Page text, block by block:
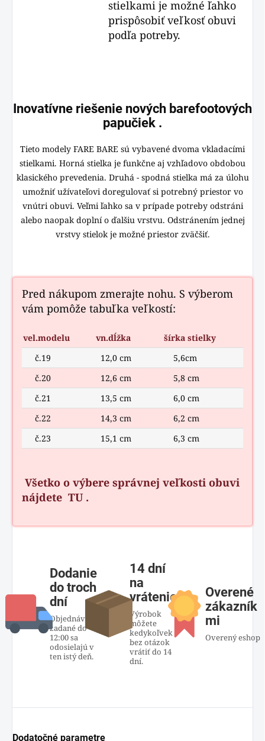
stielkami je možné ľahko
prispôsobiť veľkosť obuvi
podľa potreby.
Inovatívne riešenie nových barefootových
papučiek .
Tieto modely FARE BARE sú vybavené dvoma vkladacími
stielkami. Horná stielka je funkčne aj vzhľadovo obdobou
klasického prevedenia. Druhá - spodná stielka má za úlohu
umožniť užívateľovi doregulovať si potrebný priestor vo
vnútri obuvi. Veľmi ľahko sa v prípade potreby odstráni
alebo naopak doplní o ďalšiu vrstvu. Odstránením jednej
vrstvy stielok je možné priestor zväčšiť.
Pred nákupom zmerajte nohu. S výberom
vám pomôže tabuľka veľkostí:
vel.modelu vn.dĺžka
šírka stielky
č.19
12,0 cm
5,6cm
č.20
12,6 cm
5,8 cm
č.21
13,5 cm
6,0 cm
č.22
14,3 cm
6,2 cm
č.23
15,1 cm 6,3 cm
Všetko o výbere správnej veľkosti obuvi
nájdete TU.
Dodanie
do troch
dní
Objednávky
zadané do
12:00 sa
odosielajú v
ten istý deň.
14 dní
na
vrátenie
Výrobok
môžete
kedykoľvek
bez otázok
vrátiť do 14
dní.
Overené
zákazník
mi
Overený eshop
Dodatočné parametre